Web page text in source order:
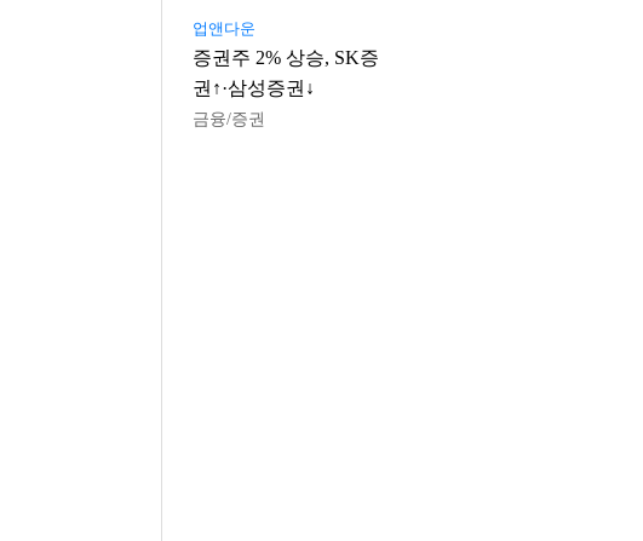
업앤다운
증권주 2% 상승, SK증
권↑·삼성증권↓
금융/증권